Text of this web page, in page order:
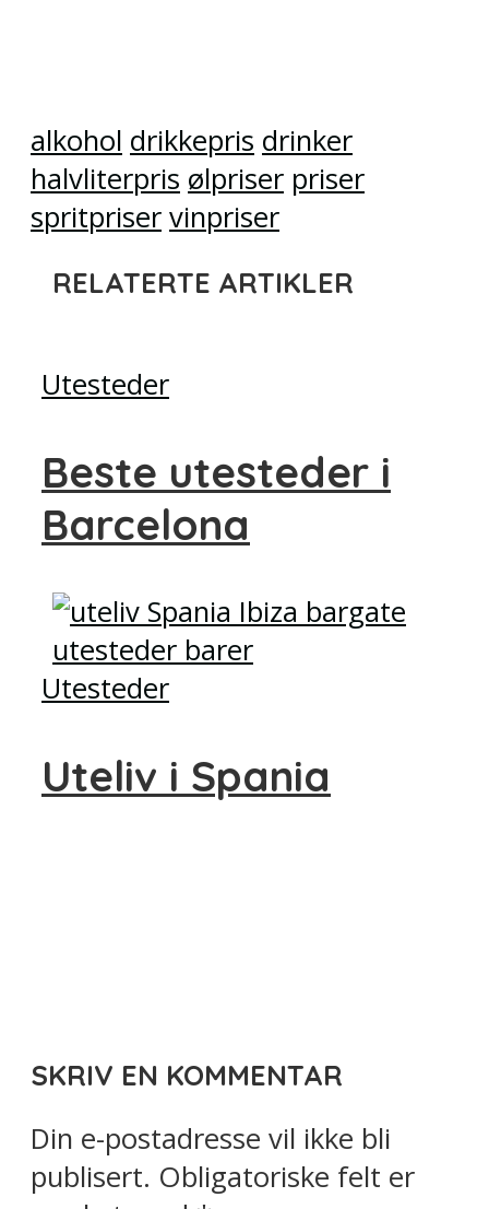
alkohol drikkepris drinker
halvliterpris ølpriser priser
spritpriser vinpriser
RELATERTE ARTIKLER
Utesteder
Beste utesteder i
Barcelona
Utesteder
Uteliv i Spania
SKRIV EN KOMMENTAR
Din e-postadresse vil ikke bli
publisert. Obligatoriske felt er